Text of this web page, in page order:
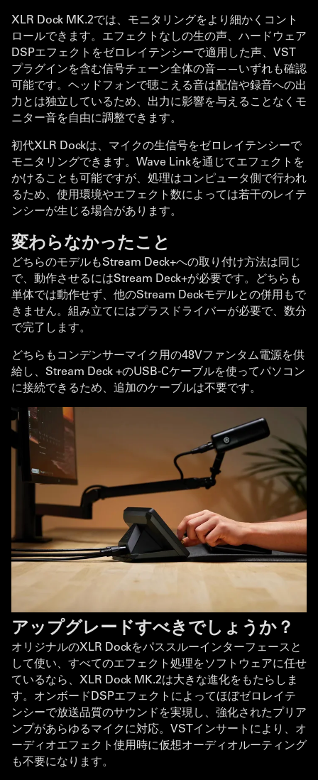
XLR Dock MK.2では、モニタリングをより細かくコント
ロールできます。エフェクトなしの生の声、ハードウェア
DSPエフェクトをゼロレイテンシーで適用した声、VST
プラグインを含む信号チェーン全体の音——いずれも確認
可能です。ヘッドフォンで聴こえる音は配信や録音への出
力とは独立しているため、出力に影響を与えることなくモ
ニター音を自由に調整できます。
初代XLR Dockは、マイクの生信号をゼロレイテンシーで
モニタリングできます。Wave Linkを通じてエフェクトを
かけることも可能ですが、処理はコンピュータ側で行われ
るため、使用環境やエフェクト数によっては若干のレイテ
ンシーが生じる場合があります。
変わらなかったこと
どちらのモデルもStream Deck+への取り付け方法は同じ
で、動作させるにはStream Deck+が必要です。どちらも
単体では動作せず、他のStream Deckモデルとの併用もで
きません。組み立てにはプラスドライバーが必要で、数分
で完了します。
どちらもコンデンサーマイク用の48Vファンタム電源を供
給し、Stream Deck +のUSB-Cケーブルを使ってパソコン
に接続できるため、追加のケーブルは不要です。
アップグレードすべきでしょうか？
オリジナルのXLR Dockをパススルーインターフェースと
して使い、すべてのエフェクト処理をソフトウェアに任せ
ているなら、XLR Dock MK.2は大きな進化をもたらしま
す。オンボードDSPエフェクトによってほぼゼロレイテ
ンシーで放送品質のサウンドを実現し、強化されたプリア
ンプがあらゆるマイクに対応。VSTインサートにより、オ
ーディオエフェクト使用時に仮想オーディオルーティング
も不要になります。